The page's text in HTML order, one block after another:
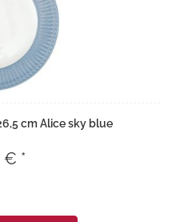
cm Alice sky blue
€ *